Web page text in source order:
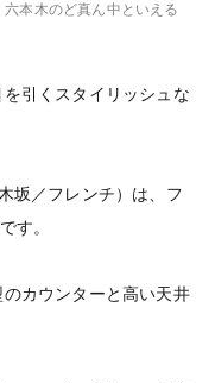
六本木のど真ん中といえる
引くスタイリッシュな
坂／フレンチ）は、フ
す。
カウンターと高い天井